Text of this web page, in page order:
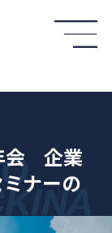
会 企業
ナーの